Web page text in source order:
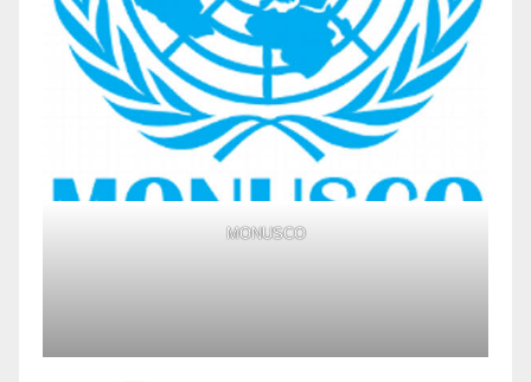
MONUSCO